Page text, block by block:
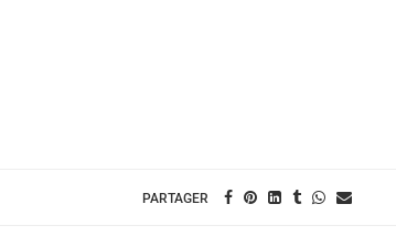
PARTAGER